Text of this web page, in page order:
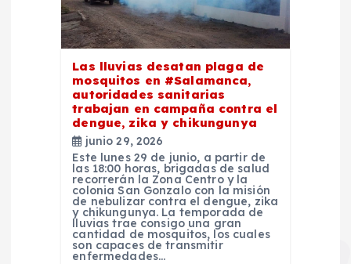
Las lluvias desatan plaga de
mosquitos en #Salamanca,
autoridades sanitarias
trabajan en campaña contra el
dengue, zika y chikungunya
junio 29, 2026
Este lunes 29 de junio, a partir de
las 18:00 horas, brigadas de salud
recorrerán la Zona Centro y la
colonia San Gonzalo con la misión
de nebulizar contra el dengue, zika
y chikungunya. La temporada de
lluvias trae consigo una gran
cantidad de mosquitos, los cuales
son capaces de transmitir
enfermedades…